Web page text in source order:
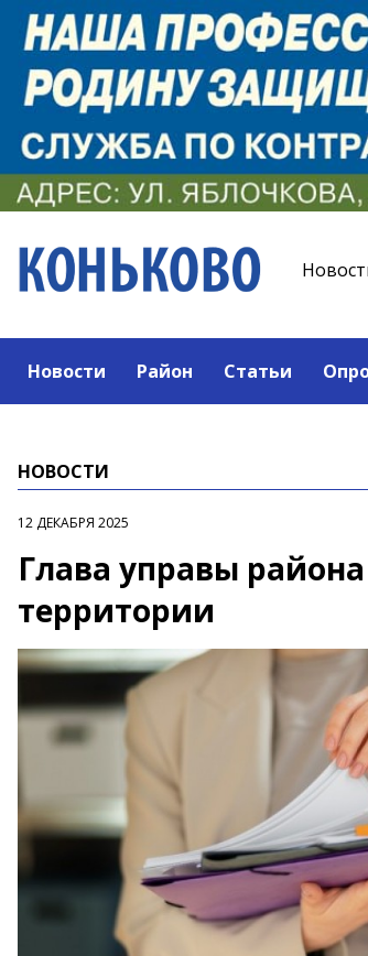
Новости Район Статьи
НОВОСТИ
12 ДЕКАБРЯ 2025
Глава управы
территории